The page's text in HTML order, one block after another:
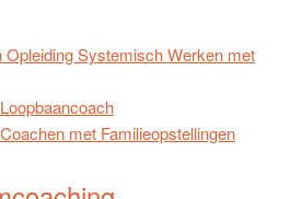
Systemisch Werken met
met Familieopstellingen